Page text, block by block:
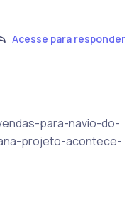
Acesse para responder
para-navio-do-
projeto-acontece-